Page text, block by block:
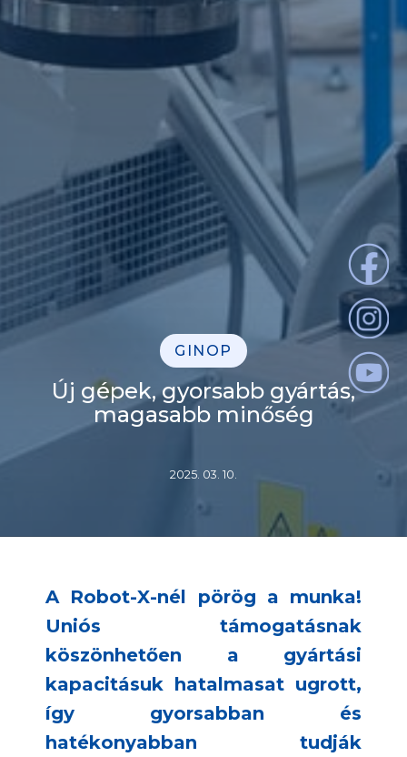
GINOP
Új gépek, gyorsabb gyártás,
magasabb minőség
2025. 03. 10.
A Robot-X-nél pörög a munka!
Uniós támogatásnak
köszönhetően a gyártási
kapacitásuk hatalmasat ugrott,
így gyorsabban és
hatékonyabban tudják